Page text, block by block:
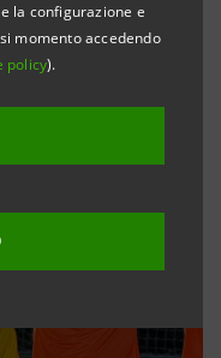
la configurazione e
momento accedendo
policy).